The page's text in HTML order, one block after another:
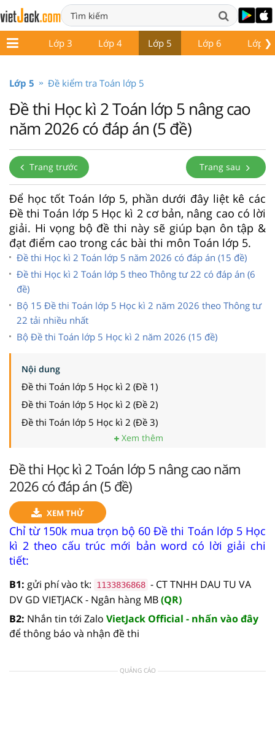
❯
2 Lớp 3 Lớp 4 Lớp 5 Lớp 6 Lớp 7
Lớp 5 Đề kiểm tra Toán lớp 5
Đề thi Học kì 2 Toán lớp 5 nâng cao
năm 2026 có đáp án (5 đề)
Trang trước Trang sau
Để học tốt Toán lớp 5, phần dưới đây liệt kê các
Đề thi Toán lớp 5 Học kì 2 cơ bản, nâng cao có lời
giải. Hi vọng bộ đề thi này sẽ giúp bạn ôn tập &
đạt điểm cao trong các bài thi môn Toán lớp 5.
Đề thi Học kì 2 Toán lớp 5 năm 2026 có đáp án (15 đề)
Đề thi Học kì 2 Toán lớp 5 theo Thông tư 22 có đáp án (6
đề)
Bộ 15 Đề thi Toán lớp 5 Học kì 2 năm 2026 theo Thông tư
22 tải nhiều nhất
Bộ Đề thi Toán lớp 5 Học kì 2 năm 2026 (15 đề)
Nội dung
Đề thi Toán lớp 5 Học kì 2 (Đề 1)
Đề thi Toán lớp 5 Học kì 2 (Đề 2)
Đề thi Toán lớp 5 Học kì 2 (Đề 3)
Xem thêm
Đề thi Học kì 2 Toán lớp 5 nâng cao năm
2026 có đáp án (5 đề)
XEM THỬ
Chỉ từ 150k mua trọn bộ 60 Đề thi Toán lớp 5 Học
kì 2 theo cấu trúc mới bản word có lời giải chi
tiết:
B1: gửi phí vào tk: 1133836868 - CT TNHH DAU TU VA
DV GD VIETJACK - Ngân hàng MB(QR)
B2: Nhắn tin tới Zalo VietJack Official - nhấn vào đây
để thông báo và nhận đề thi
QUẢNG CÁO